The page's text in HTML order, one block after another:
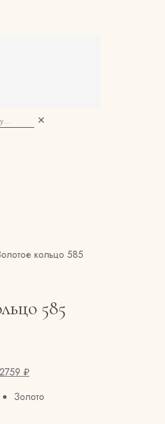
✕
кольцо 585
585
₽
Золото